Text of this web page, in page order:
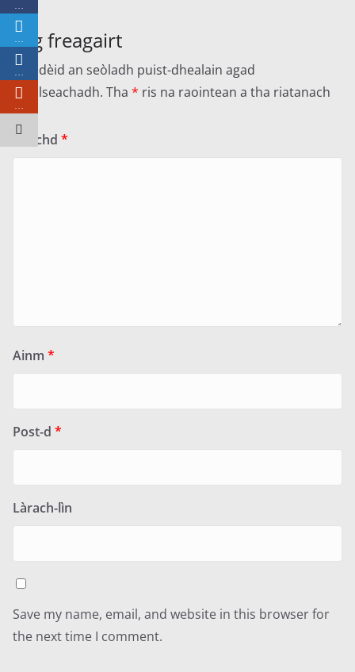
Fàg freagairt
Cha dèid an seòladh puist-dhealain agad
fhoillseachadh. Tha * ris na raointean a tha riatanach
Beachd *
Ainm *
Post-d *
Làrach-lìn
Save my name, email, and website in this browser for
the next time I comment.